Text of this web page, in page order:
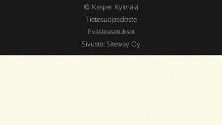
© Kasper Kylmälä
Tietosuojaseloste
Evästeasetukset
Sivusto:Siteway Oy